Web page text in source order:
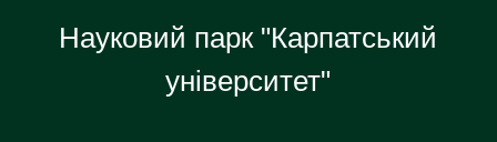
Науковий парк "Карпатський
університет"